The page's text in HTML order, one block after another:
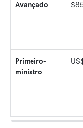
Avançado $85
Primeiro-
ministro